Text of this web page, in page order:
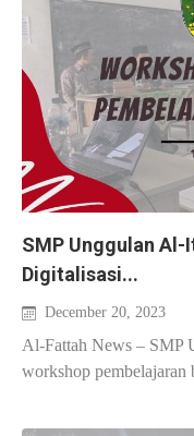
SMP Unggulan
Digitalisasi...
December 20, 2023
Al-Fattah News – SMP
workshop